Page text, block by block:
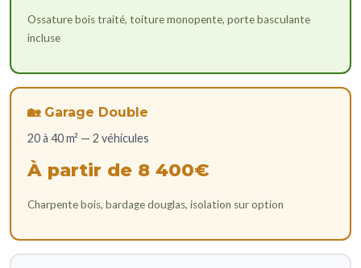
Ossature bois traité, toiture monopente, porte basculante
incluse
🏡 Garage Double
20 à 40 m² — 2 véhicules
À partir de 8 400€
Charpente bois, bardage douglas, isolation sur option